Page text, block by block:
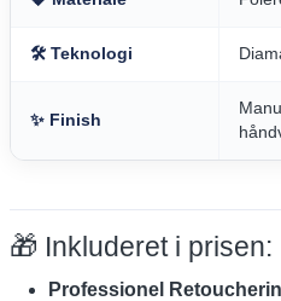
🛠️ Teknologi
✨ Finish
🎁 Inkluderet i prisen:
Professionel